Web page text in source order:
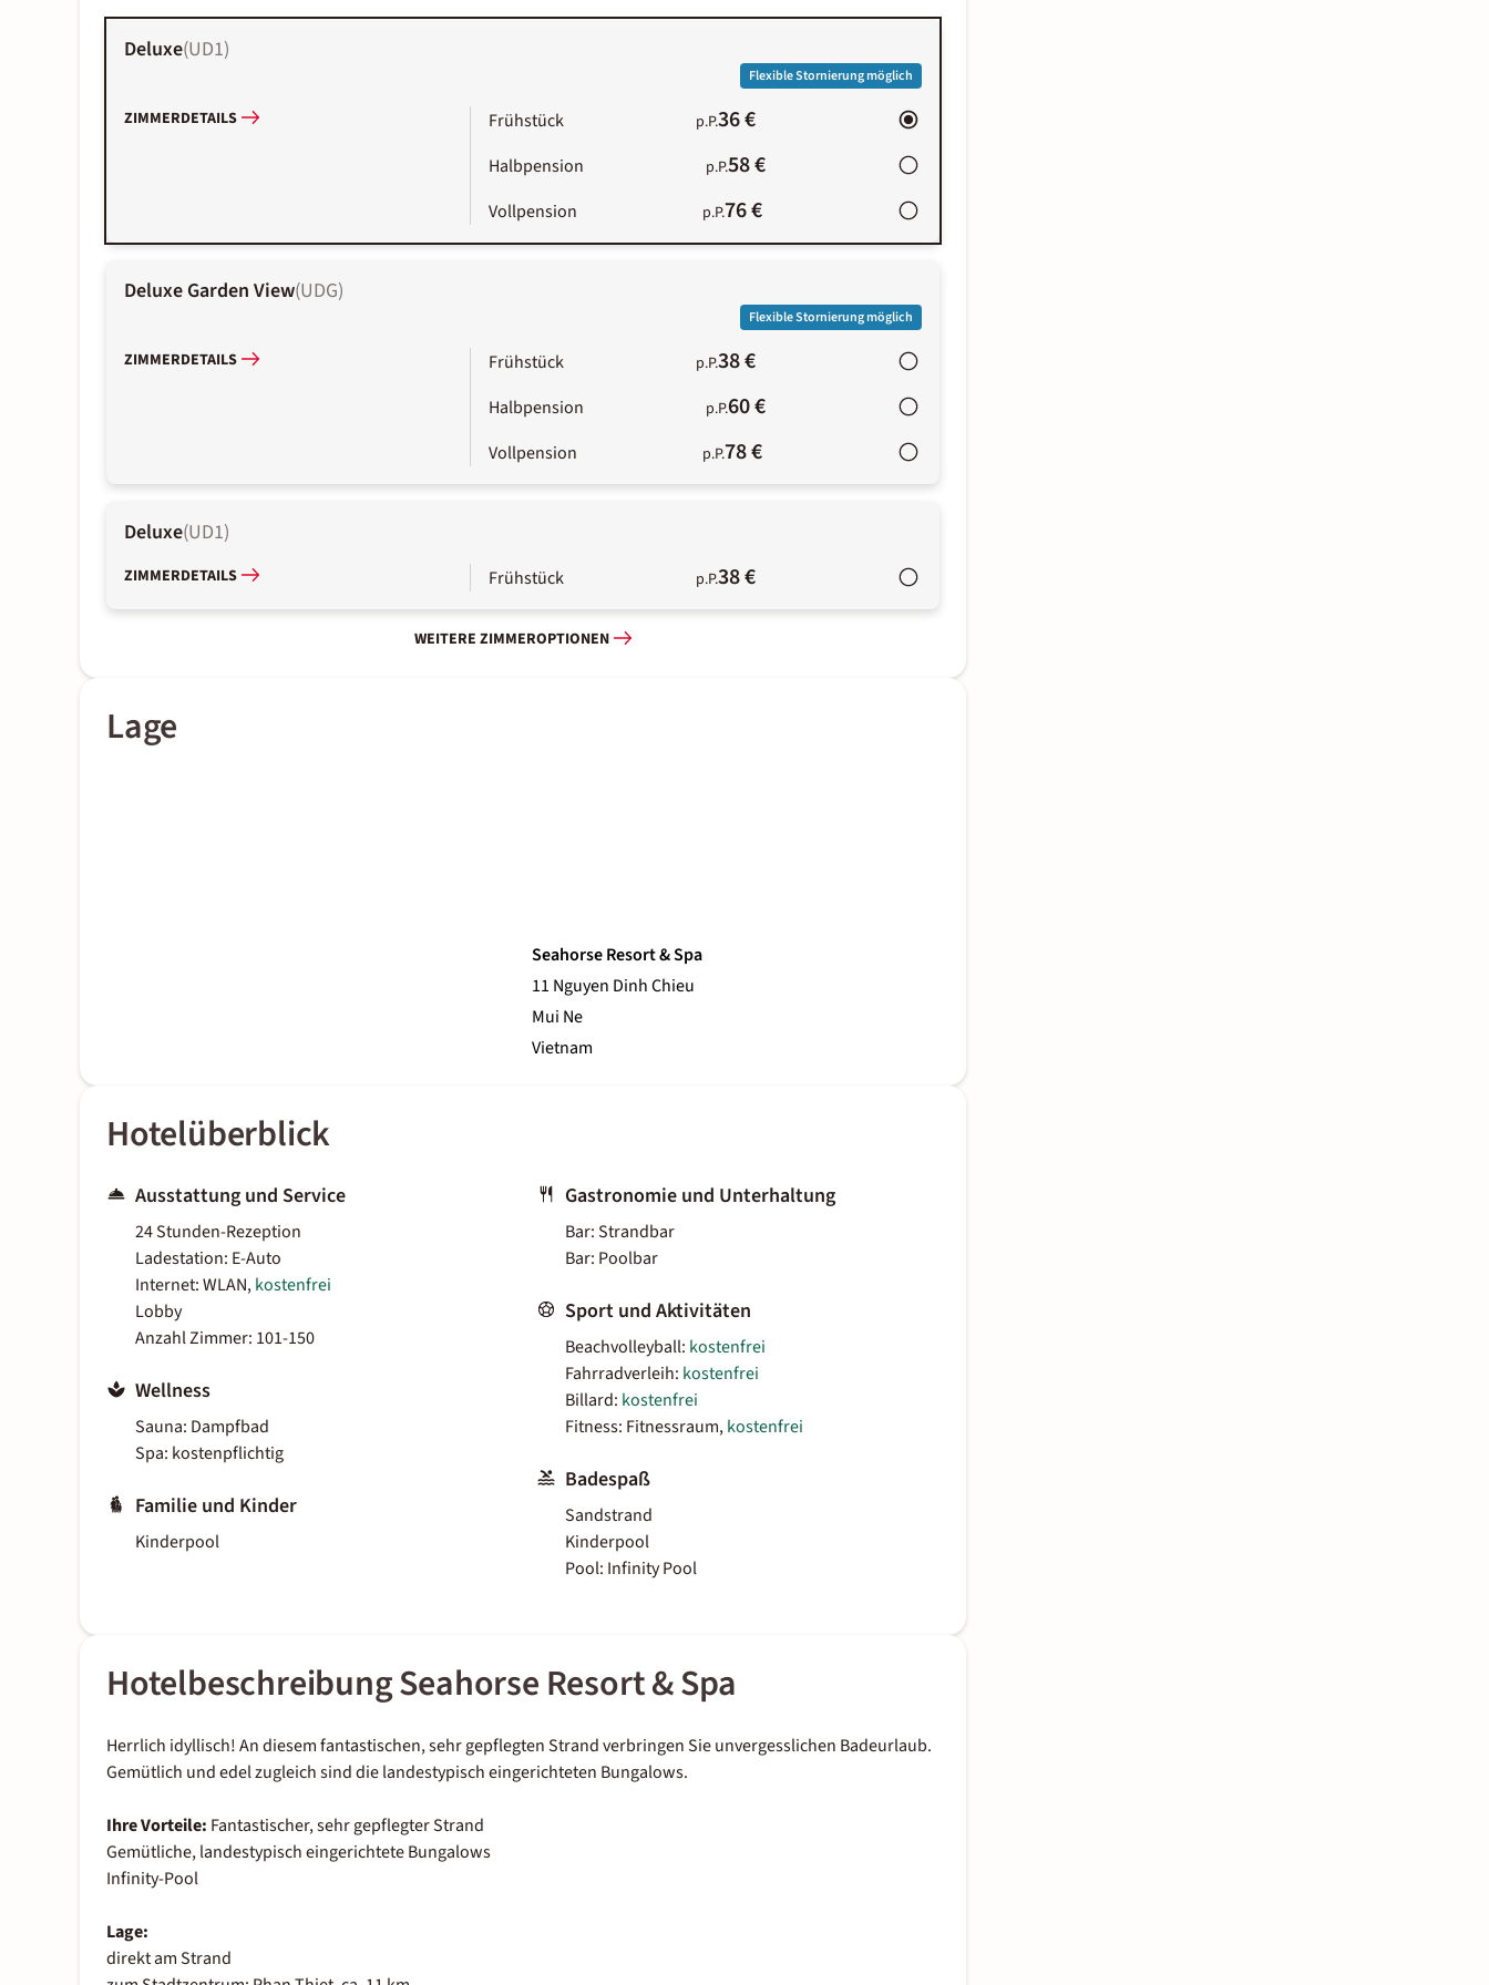
Deluxe(UD1)
Flexible Stornierung möglich
ZIMMERDETAILS Frühstück p.P.36 €
Halbpension p.P.58 €
Vollpension p.P.76 €
Deluxe Garden View(UDG)
Flexible Stornierung möglich
ZIMMERDETAILS Frühstück p.P.38 €
Halbpension p.P.60 €
Vollpension p.P.78 €
Deluxe(UD1)
ZIMMERDETAILS Frühstück p.P.38 €
WEITERE ZIMMEROPTIONEN
Lage
Seahorse Resort & Spa
11 Nguyen Dinh Chieu
Mui Ne
Vietnam
Hotelüberblick
Ausstattung und Service
24 Stunden-Rezeption
Ladestation: E-Auto
Internet: WLAN,kostenfrei
Lobby
Anzahl Zimmer: 101-150
Wellness
Sauna: Dampfbad
Spa: kostenpflichtig
Familie und Kinder
Kinderpool
Gastronomie und Unterhaltung
Bar: Strandbar
Bar: Poolbar
Sport und Aktivitäten
Beachvolleyball: kostenfrei
Fahrradverleih: kostenfrei
Billard: kostenfrei
Fitness: Fitnessraum,kostenfrei
Badespaß
Sandstrand
Kinderpool
Pool: Infinity Pool
Hotelbeschreibung Seahorse Resort & Spa
Herrlich idyllisch! An diesem fantastischen, sehr gepflegten Strand verbringen Sie unvergesslichen Badeurlaub.
Gemütlich und edel zugleich sind die landestypisch eingerichteten Bungalows.
Ihre Vorteile: Fantastischer, sehr gepflegter Strand
Gemütliche, landestypisch eingerichtete Bungalows
Infinity-Pool
Lage:
direkt am Strand